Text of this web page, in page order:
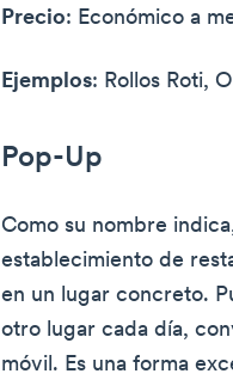
Precio: Económico a
Ejemplos: Rollos Roti,
Pop-Up
Como su nombre
establecimiento de
en un lugar concreto.
otro lugar cada día,
móvil. Es una forma